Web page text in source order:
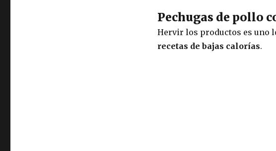
Pechugas de pollo
Hervir los productos es uno
recetas de bajas calorías.